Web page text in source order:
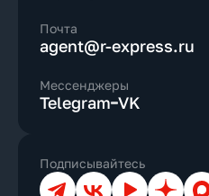
Почта
agent@r-express.ru
Мессенджеры
Telegram VK
Подписывайтесь
ТелеграмВКонтакте
YouTubeДзен Max